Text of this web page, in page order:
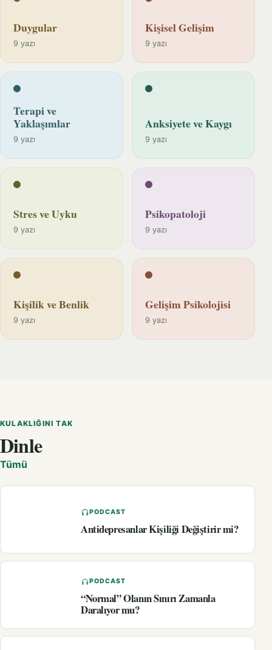
Duygular
9 yazı
Kişisel Gelişim
9 yazı
Terapi ve
Yaklaşımlar
9 yazı
Anksiyete ve Kaygı
9 yazı
Stres ve Uyku
9 yazı
Psikopatoloji
9 yazı
Kişilik ve Benlik
9 yazı
Gelişim Psikolojisi
9 yazı
KULAKLIĞINI TAK
Dinle
Tümü
PODCAST
Antidepresanlar Kişiliği Değiştirir mi?
PODCAST
“Normal” Olanın Sınırı Zamanla
Daralıyor mu?